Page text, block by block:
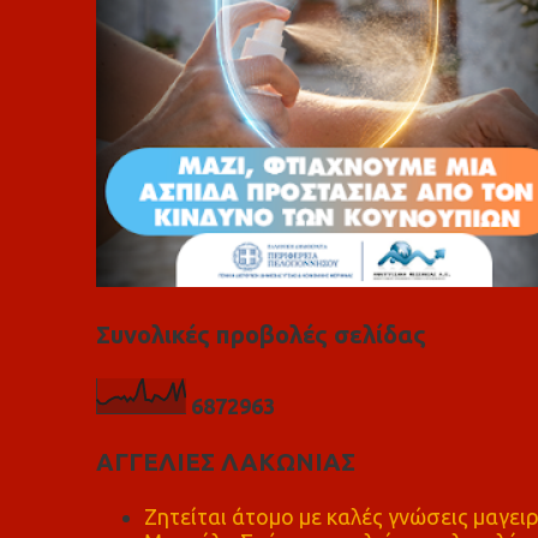
Συνολικές προβολές σελίδας
6872963
ΑΓΓΕΛΙΕΣ ΛΑΚΩΝΙΑΣ
Ζητείται άτομο με καλές γνώσεις